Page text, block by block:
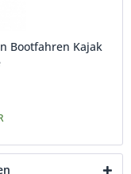
Bootfahren Kajak